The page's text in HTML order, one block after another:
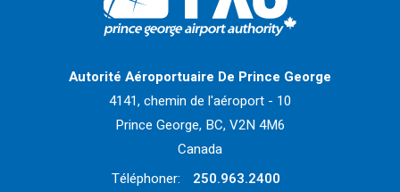
Retour à la page d'accueil>
Autorité Aéroportuaire De Prince George
4141, chemin de l'aéroport - 10
Prince George, BC, V2N 4M6
Canada
Téléphoner:
250.963.2400